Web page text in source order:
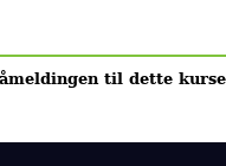
til dette